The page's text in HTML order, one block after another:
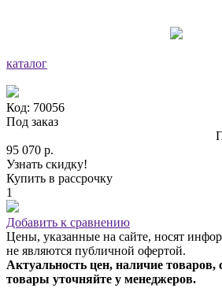
каталог
Код: 70056
Под заказ
95 070 р.
Узнать скидку!
Купить в рассрочку
1
Добавить к сравнению
Цены, указанные на сайте, носят
не являются публичной офертой.
Актуальность цен, наличие товаров,
товары уточняйте у менеджеров.